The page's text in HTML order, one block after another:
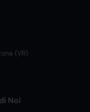
(VR)
Noi